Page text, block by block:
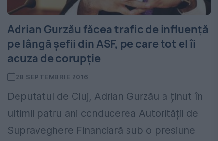
Adrian Gurzău făcea trafic de influență
pe lângă șefii din ASF, pe care tot el îi
acuza de corupție
28 SEPTEMBRIE 2016
Deputatul de Cluj, Adrian Gurzău a ținut în
ultimii patru ani conducerea Autorității de
Supraveghere Financiară sub o presiune